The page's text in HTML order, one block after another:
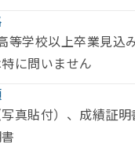
等学校以上卒業見込
に問いません
真貼付）、成績証